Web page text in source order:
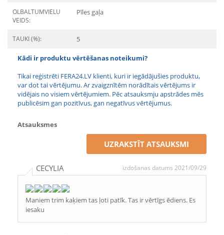
OLBALTUMVIELU
VEIDS:
Pīles gaļa
TAUKI (%): 5
Kādi ir produktu vērtēšanas noteikumi?
Tikai reģistrēti FERA24.LV klienti, kuri ir iegādājušies produktu,
var dot tai vērtējumu. Ar zvaigznītēm norādītais vērtējums ir
vidējais no visiem vērtējumiem. Pēc atsauksmju apstrādes mēs
publicēsim gan pozitīvus, gan negatīvus vērtējumus.
Atsauksmes
UZRAKSTĪT ATSAUKSMI
CECYLIA izdošanas datums 2021/09/29
Maniem trim kaķiem tas ļoti patīk. Tas ir vērtīgs ēdiens. Es
iesaku